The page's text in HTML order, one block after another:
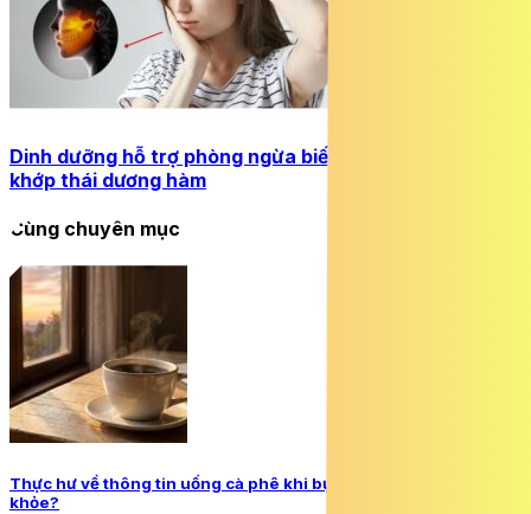
Dinh dưỡng hỗ trợ phòng ngừa biến chứng của viêm
khớp thái dương hàm
Cùng chuyên mục
Thực hư về thông tin uống cà phê khi bụng rỗng gây hại sức
khỏe?